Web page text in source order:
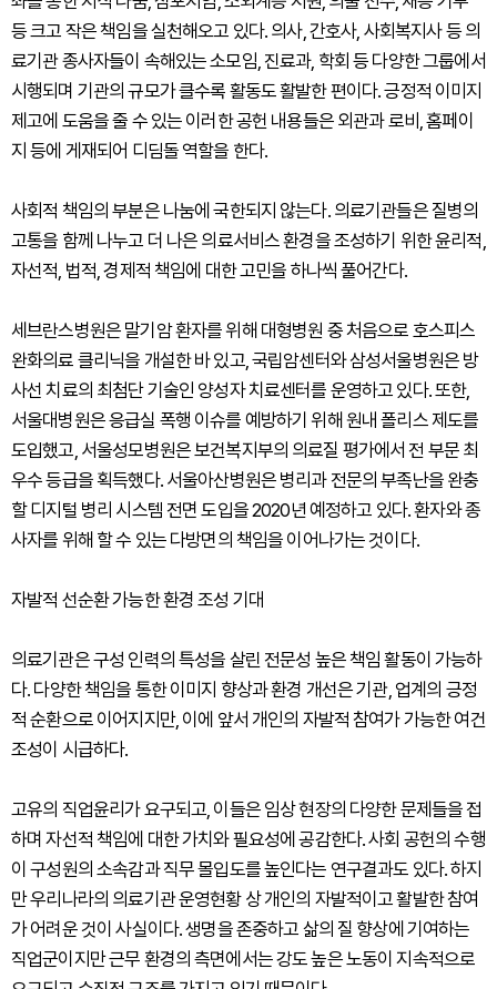
등 크고 작은 책임을 실천해오고 있다. 의사, 간호사, 사회복지사 등 의
료기관 종사자들이 속해있는 소모임, 진료과, 학회 등 다양한 그룹에서
시행되며 기관의 규모가 클수록 활동도 활발한 편이다. 긍정적 이미지
제고에 도움을 줄 수 있는 이러한 공헌 내용들은 외관과 로비, 홈페이
지 등에 게재되어 디딤돌 역할을 한다.
사회적 책임의 부분은 나눔에 국한되지 않는다. 의료기관들은 질병의
고통을 함께 나누고 더 나은 의료서비스 환경을 조성하기 위한 윤리적,
자선적, 법적, 경제적 책임에 대한 고민을 하나씩 풀어간다.
세브란스병원은 말기암 환자를 위해 대형병원 중 처음으로 호스피스
완화의료 클리닉을 개설한 바 있고, 국립암센터와 삼성서울병원은 방
사선 치료의 최첨단 기술인 양성자 치료센터를 운영하고 있다. 또한,
서울대병원은 응급실 폭행 이슈를 예방하기 위해 원내 폴리스 제도를
도입했고, 서울성모병원은 보건복지부의 의료질 평가에서 전 부문 최
우수 등급을 획득했다. 서울아산병원은 병리과 전문의 부족난을 완충
할 디지털 병리 시스템 전면 도입을 2020년 예정하고 있다. 환자와 종
사자를 위해 할 수 있는 다방면의 책임을 이어나가는 것이다.
자발적 선순환 가능한 환경 조성 기대
의료기관은 구성 인력의 특성을 살린 전문성 높은 책임 활동이 가능하
다. 다양한 책임을 통한 이미지 향상과 환경 개선은 기관, 업계의 긍정
적 순환으로 이어지지만, 이에 앞서 개인의 자발적 참여가 가능한 여건
조성이 시급하다.
고유의 직업윤리가 요구되고, 이들은 임상 현장의 다양한 문제들을 접
하며 자선적 책임에 대한 가치와 필요성에 공감한다. 사회 공헌의 수행
이 구성원의 소속감과 직무 몰입도를 높인다는 연구결과도 있다. 하지
만 우리나라의 의료기관 운영현황 상 개인의 자발적이고 활발한 참여
가 어려운 것이 사실이다. 생명을 존중하고 삶의 질 향상에 기여하는
직업군이지만 근무 환경의 측면에서는 강도 높은 노동이 지속적으로